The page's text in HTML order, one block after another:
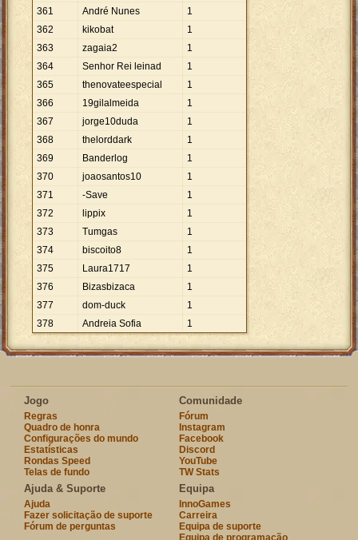
361
André Nunes
1
362
kikobat
1
363
zagaia2
1
364
Senhor Rei leinad
1
365
thenovateespecial
1
366
19gilalmeida
1
367
jorge10duda
1
368
thelorddark
1
369
Banderlog
1
370
joaosantos10
1
371
-Save
1
372
lippix
1
373
Tumgas
1
374
biscoito8
1
375
Laura1717
1
376
Bizasbizaca
1
377
dom-duck
1
378
Andreia Sofia 1
Jogo
Regras
Quadro de honra
Configurações do mundo
Estatísticas
Rondas Speed
Telas de fundo
Comunidade
Fórum
Instagram
Facebook
Discord
YouTube
TW Stats
Ajuda & Suporte
Ajuda
Fazer solicitação de suporte
Fórum de perguntas
Equipa
InnoGames
Carreira
Equipa de suporte